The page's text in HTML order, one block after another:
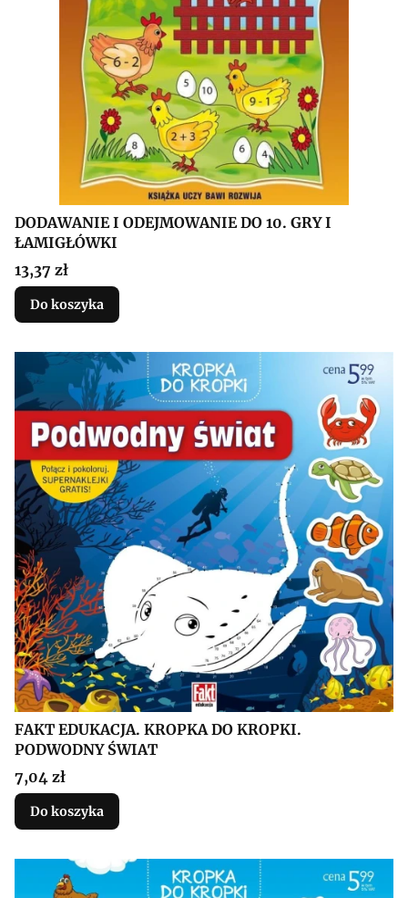
DODAWANIE I ODEJMOWANIE DO 10. GRY I
ŁAMIGŁÓWKI
Cena
13,37 zł
Do koszyka
FAKT EDUKACJA. KROPKA DO KROPKI.
PODWODNY ŚWIAT
Cena
7,04 zł
Do koszyka